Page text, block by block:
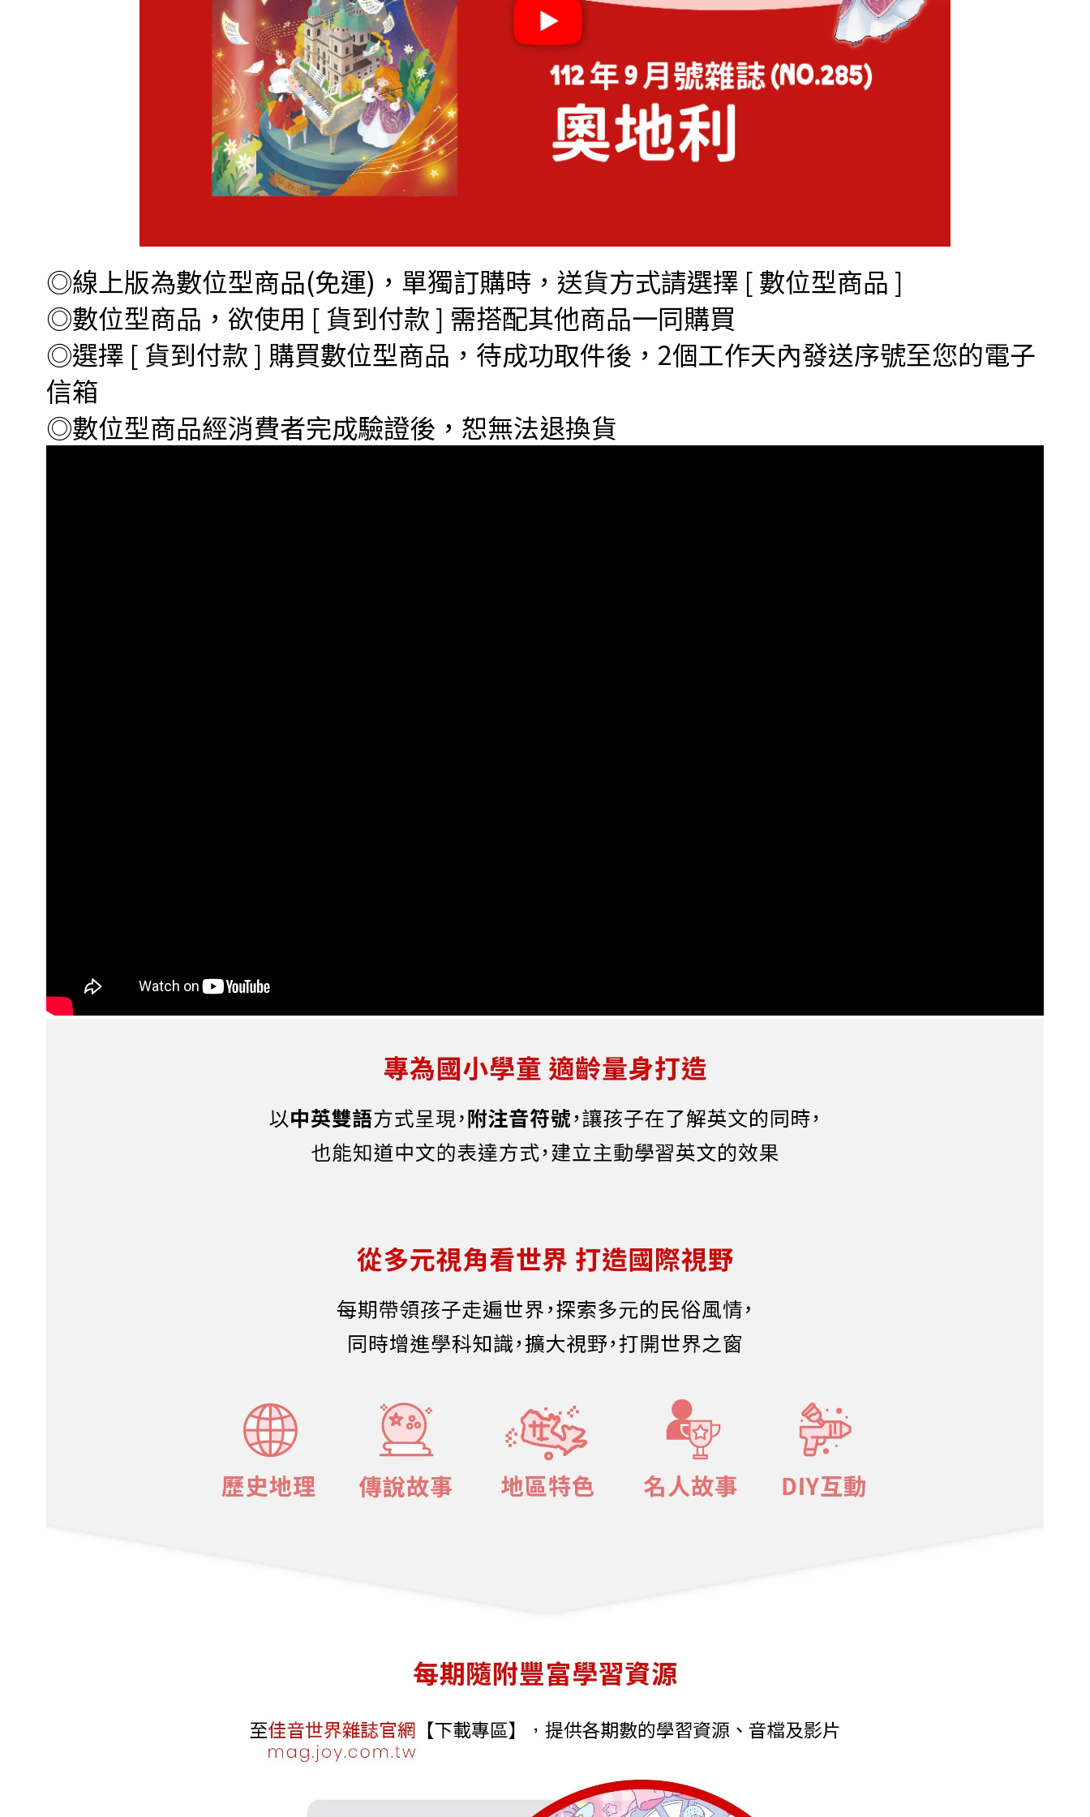
◎線上版為數位型商品(免運)，單獨訂購時，送貨方式請選擇 [ 數位型商品 ]
◎數位型商品，欲使用 [ 貨到付款 ] 需搭配其他商品一同購買
◎選擇 [ 貨到付款 ] 購買數位型商品，待成功取件後，2個工作天內發送序號至您的電子
信箱
◎數位型商品經消費者完成驗證後，恕無法退換貨